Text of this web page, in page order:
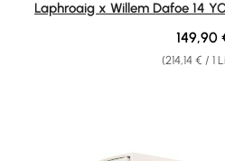
Laphroaig x Willem Dafoe 14
(214,14 € / 1
149,90